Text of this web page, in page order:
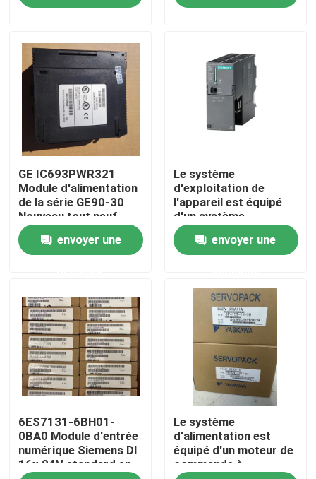
Maison
Produits
Au sujet de nous
Visite d'usine
Contrôle de qualité
Demandez une citation
Servomoteur industriel
Commandes servo industrielles
Amplificateur servo à C.A.
GE IC693PWR321
Module d'alimentation
de la série GE90-30
Nouveau tout neuf
envoyer une
Le système
d'exploitation de
l'appareil est équipé
d'un système
d'exploitation de
l'appareil, qui est
équipé d'un système
l'appareil.
envoyer une
6ES7131-6BH01-
0BA0 Module d'entrée
numérique Siemens DI
16x 24V standard en
Le système
d'alimentation est
équipé d'un moteur de
commande à